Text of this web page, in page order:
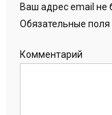
Ваш адрес email не
Обязательные
Комментарий